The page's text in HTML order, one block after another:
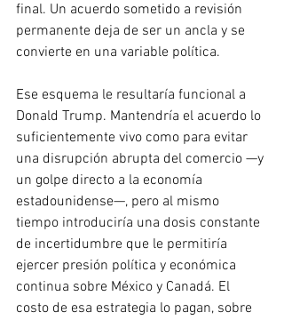
final. Un acuerdo sometido a revisión
permanente deja de ser un ancla y se
convierte en una variable política.
Ese esquema le resultaría funcional a
Donald Trump. Mantendría el acuerdo lo
suficientemente vivo como para evitar
una disrupción abrupta del comercio —y
un golpe directo a la economía
estadounidense—, pero al mismo
tiempo introduciría una dosis constante
de incertidumbre que le permitiría
ejercer presión política y económica
continua sobre México y Canadá. El
costo de esa estrategia lo pagan, sobre